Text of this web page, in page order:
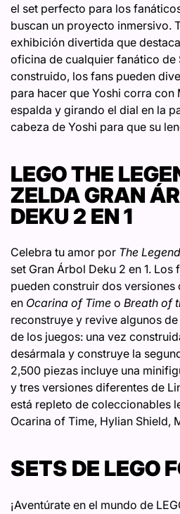
el set perfecto para los
buscan un proyecto inmersivo.
exhibición divertida que
oficina de cualquier fanático de
construido, los fans pueden
para hacer que Yoshi corra con
espalda y girando el dial en la
cabeza de Yoshi para que su
LEGO THE
ZELDA GRAN
DEKU 2 EN 1
Celebra tu amor por The
set Gran Árbol Deku 2 en 1.
pueden construir dos
en Ocarina of Time o Breath of
reconstruye y revive algunos
de los juegos: una vez
desármala y construye la
2,500 piezas incluye una
y tres versiones diferentes de
está repleto de coleccionables
Ocarina of Time, Hylian Shield,
SETS DE LEGO
¡Aventúrate en el mundo de